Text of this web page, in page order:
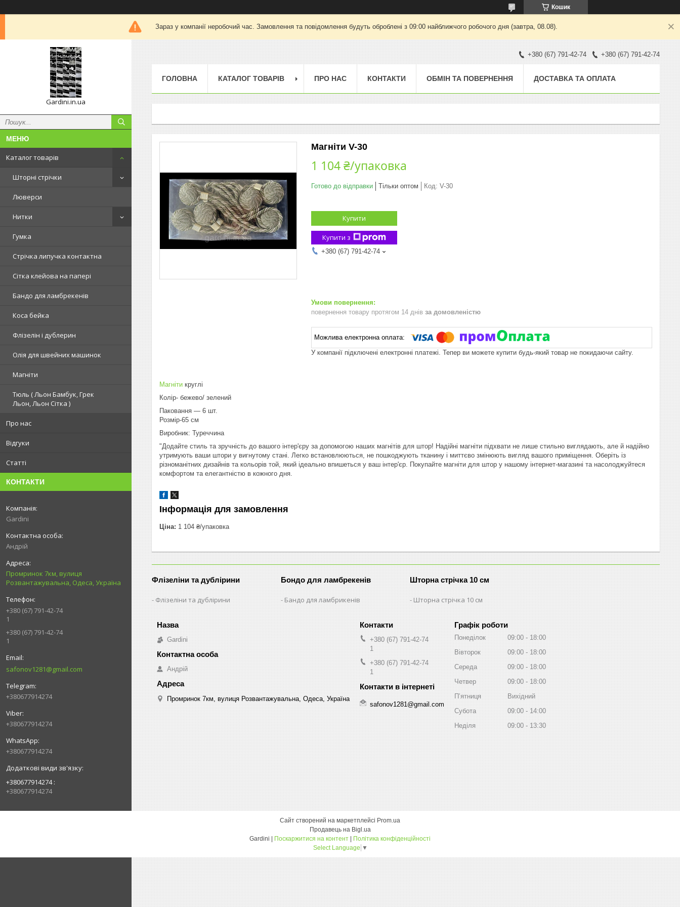
Кошик
Зараз у компанії неробочий час. Замовлення та повідомлення будуть оброблені з 09:00 найближчого робочого дня (завтра, 08.08).
Gardini.in.ua
Каталог товарів
Шторні стрічки
Люверси
Нитки
Гумка
Стрічка липучка контактна
Сітка клейова на папері
Бандо для ламбрекенів
Коса бейка
Флізелін і дублерин
Олія для швейних машинок
Магніти
Тюль ( Льон Бамбук, Грек
Льон, Льон Сітка )
Про нас
Відгуки
Статті
КОНТАКТИ
Gardini
Андрій
Промринок 7км, вулиця
Розвантажувальна, Одеса, Україна
+380 (67) 791-42-74
1
+380 (67) 791-42-74
1
safonov1281@gmail.com
+380677914274
+380677914274
+380677914274
+380677914274
+380677914274
+380 (67) 791-42-74 +380 (67) 791-42-74
ГОЛОВНА КАТАЛОГ ТОВАРІВ ПРО НАС КОНТАКТИ ОБМІН ТА ПОВЕРНЕННЯ ДОСТАВКА ТА ОПЛАТА
Магніти V-30
1 104 ₴/упаковка
Готово до відправки Тільки оптом Код: V-30
Купити
Купити з
+380 (67) 791-42-74
повернення товару протягом 14 днів за домовленістю
У компанії підключені електронні платежі. Тепер ви можете купити будь-який товар не покидаючи сайту.
Магніти круглі
Колір- бежево/ зелений
Паковання — 6 шт.
Розмір-65 см
Виробник: Туреччина
"Додайте стиль та зручність до вашого інтер'єру за допомогою наших магнітів для штор! Надійні магніти підхвати не лише стильно виглядають, але й надійно
утримують ваши штори у вигнутому стані. Легко встановлюються, не пошкоджують тканину і миттєво змінюють вигляд вашого приміщення. Оберіть із
різноманітних дизайнів та кольорів той, який ідеально впишеться у ваш інтер'єр. Покупайте магніти для штор у нашому інтернет-магазині та насолоджуйтеся
комфортом та елегантністю в кожного дня.
Інформація для замовлення
Ціна: 1 104 ₴/упаковка
Флізеліни та дублірини
Флізеліни та дублірини
Бондо для ламбрекенів
Бандо для ламбрикенів
Шторна стрічка 10 см
Шторна стрічка 10 см
Gardini
Андрій
Промринок 7км, вулиця Розвантажувальна, Одеса, Україна
+380 (67) 791-42-74
1
+380 (67) 791-42-74
1
safonov1281@gmail.com
Графік роботи
Понеділок 09:00
18:00
Вівторок
09:00
18:00
Середа
09:00
18:00
Четвер
09:00
18:00
Пʼятниця
Вихідний
Субота
09:00
14:00
Неділя
09:00 13:30
Сайт створений на маркетплейсі Prom.ua
Продавець на Bigl.ua
Gardini | Поскаржитися на контент | Політика конфіденційності
Select Language ▼